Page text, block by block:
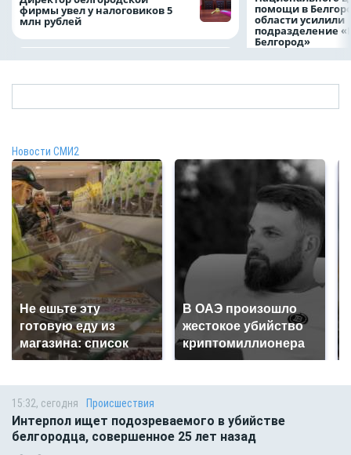
фирмы увел у налоговиков 5
млн рублей
помощи в
области усилили
подразделение
Белгород»
Новости СМИ2
Не ешьте эту
готовую еду из
магазина: список
В ОАЭ произошло
жестокое убийство
криптомиллионера
15:32, сегодня Происшествия
Интерпол ищет подозреваемого в убийстве
белгородца, совершенное 25 лет назад